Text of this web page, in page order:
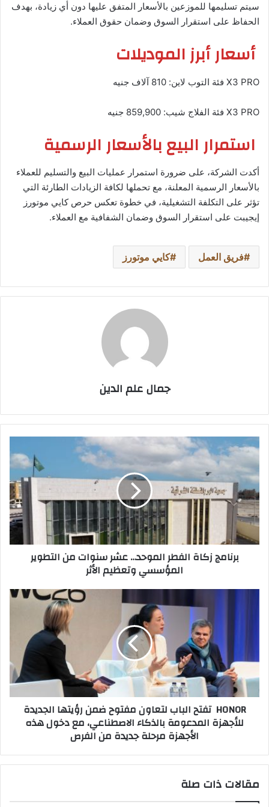
سيتم تسليمها للموزعين بالأسعار المتفق عليها دون أي زيادة، بهدف
الحفاظ على استقرار السوق وضمان حقوق العملاء.
أسعار أبرز الموديلات
X3 PRO فئة التوب لاين: 810 آلاف جنيه
X3 PRO فئة الفلاج شيب: 859,900 جنيه
استمرار البيع بالأسعار الرسمية
أكدت الشركة، على ضرورة استمرار عمليات البيع والتسليم للعملاء
بالأسعار الرسمية المعلنة، مع تحملها لكافة الزيادات الطارئة التي
تؤثر على التكلفة التشغيلية، في خطوة تعكس حرص كايي موتورز
إيجيبت على استقرار السوق وضمان الشفافية مع العملاء.
فريق العمل كايي موتورز
جمال علم الدين
برنامج
زكاة
الفطر
الموحد…
عشر
سنوات
من
التطوير
المؤسسي
وتعظيمبرنامج زكاة الفطر الموحد… عشر سنوات من التطوير
المؤسسي وتعظيم الأثر
الجديدة
للأجهزة
المدعومة
بالذكاء
دخول
الأجهزة
HONOR تفتح الباب لتعاون مفتوح ضمن رؤيتها الجديدة
للأجهزة المدعومة بالذكاء الاصطناعي، مع دخول هذه
الأجهزة مرحلة جديدة من الفرص
مقالات ذات صلة